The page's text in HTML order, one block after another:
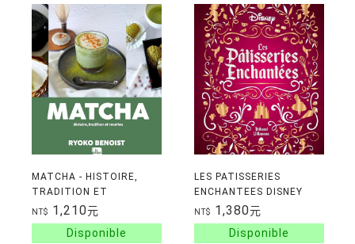
MATCHA - HISTOIRE,
TRADITION ET
RECETTES
NT$ 1,210元
LES PATISSERIES
ENCHANTEES DISNEY
NT$ 1,380元